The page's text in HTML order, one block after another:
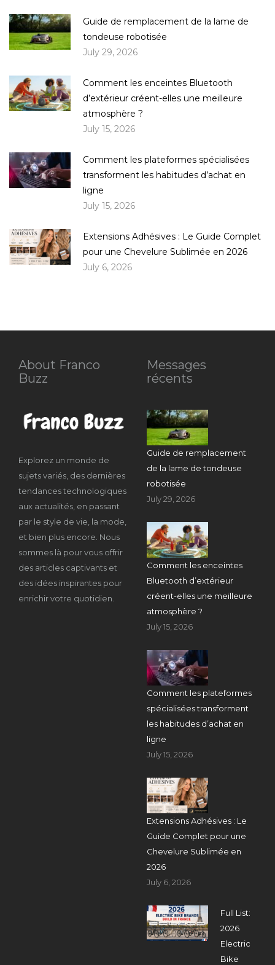
Guide de remplacement de la lame de
tondeuse robotisée
July 29, 2026
Comment les enceintes Bluetooth
d’extérieur créent-elles une meilleure
atmosphère ?
July 15, 2026
Comment les plateformes spécialisées
transforment les habitudes d’achat en
ligne
July 15, 2026
Extensions Adhésives : Le Guide Complet
pour une Chevelure Sublimée en 2026
July 6, 2026
About Franco
Buzz
Explorez un monde de
sujets variés, des dernières
tendances technologiques
aux actualités, en passant
par le style de vie, la mode,
et bien plus encore. Nous
sommes là pour vous offrir
des articles captivants et
des idées inspirantes pour
enrichir votre quotidien.
Messages
récents
Guide de remplacement
de la lame de tondeuse
robotisée
July 29, 2026
Comment les enceintes
Bluetooth d’extérieur
créent-elles une meilleure
atmosphère ?
July 15, 2026
Comment les plateformes
spécialisées transforment
les habitudes d’achat en
ligne
July 15, 2026
Extensions Adhésives : Le
Guide Complet pour une
Chevelure Sublimée en
2026
July 6, 2026
Full List:
2026
Electric
Bike